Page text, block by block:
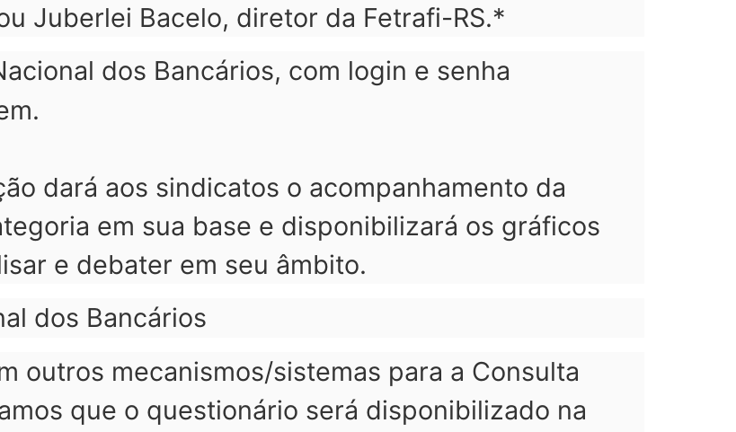
Juberlei Bacelo, diretor da Fetrafi-RS.*
dos Bancários, com login e senha
dará aos sindicatos o acompanhamento da
em sua base e disponibilizará os gráficos
e debater em seu âmbito.
dos Bancários
outros mecanismos/sistemas para a Consulta
que o questionário será disponibilizado na